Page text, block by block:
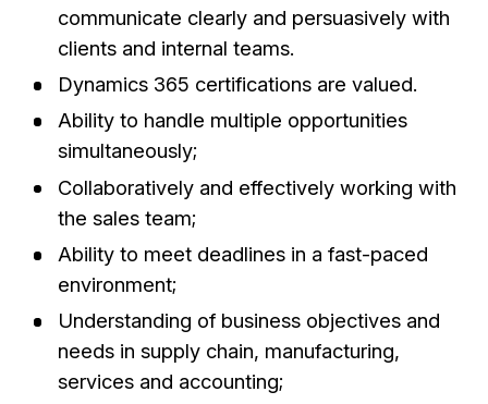
communicate clearly and persuasively with
clients and internal teams.
Dynamics 365 certifications are valued.
Ability to handle multiple opportunities
simultaneously;
Collaboratively and effectively working with
the sales team;
Ability to meet deadlines in a fast-paced
environment;
Understanding of business objectives and
needs in supply chain, manufacturing,
services and accounting;